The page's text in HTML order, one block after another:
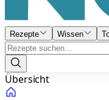
Rezepte Wissen
Übersicht